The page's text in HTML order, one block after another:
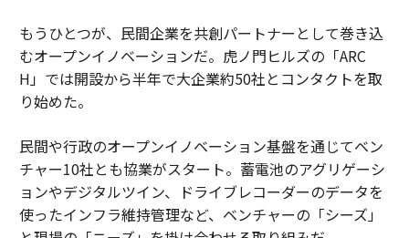
もうひとつが、民間企業を共創パートナーとして巻き込
むオープンイノベーションだ。虎ノ門ヒルズの「ARC
H」では開設から半年で大企業約50社とコンタクトを取
り始めた。
民間や行政のオープンイノベーション基盤を通じてベン
チャー10社とも協業がスタート。蓄電池のアグリゲーシ
ョンやデジタルツイン、ドライブレコーダーのデータを
使ったインフラ維持管理など、ベンチャーの「シーズ」